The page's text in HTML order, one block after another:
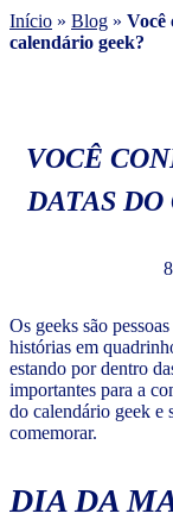
Início » Blog » Você
calendário geek?
VOCÊ
DATAS
Os geeks são
histórias em
estando por dentro
importantes para a
do calendário geek e
comemorar.
DIA DA